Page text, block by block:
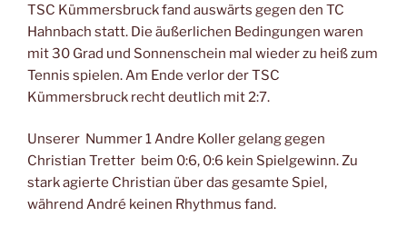
TSC Kümmersbruck fand auswärts gegen den TC
Hahnbach statt. Die äußerlichen Bedingungen waren
mit 30 Grad und Sonnenschein mal wieder zu heiß zum
Tennis spielen. Am Ende verlor der TSC
Kümmersbruck recht deutlich mit 2:7.
Unserer Nummer 1 Andre Koller gelang gegen
Christian Tretter beim 0:6, 0:6 kein Spielgewinn. Zu
stark agierte Christian über das gesamte Spiel,
während André keinen Rhythmus fand.